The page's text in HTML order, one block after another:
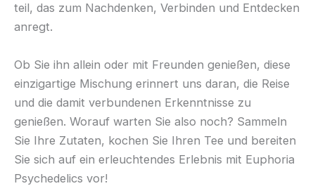
teil, das zum Nachdenken, Verbinden und Entdecken
anregt.
Ob Sie ihn allein oder mit Freunden genießen, diese
einzigartige Mischung erinnert uns daran, die Reise
und die damit verbundenen Erkenntnisse zu
genießen. Worauf warten Sie also noch? Sammeln
Sie Ihre Zutaten, kochen Sie Ihren Tee und bereiten
Sie sich auf ein erleuchtendes Erlebnis mit Euphoria
Psychedelics vor!